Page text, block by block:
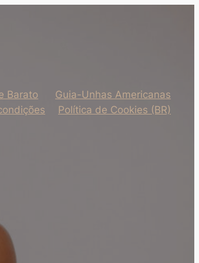
Barato
Guia-Unhas Americanas
Política de Cookies (BR)